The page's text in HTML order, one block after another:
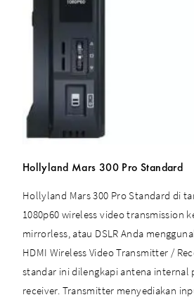
Hollyland Mars 300 Pro Standard
Hollyland Mars 300 Pro Standard di
1080p60 wireless video transmission
mirrorless, atau DSLR Anda
HDMI Wireless Video Transmitter /
standar ini dilengkapi antena internal
receiver. Transmitter menyediakan